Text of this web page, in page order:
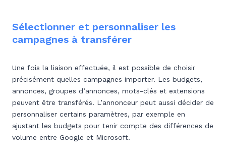
Sélectionner et personnaliser les
campagnes à transférer
Une fois la liaison effectuée, il est possible de choisir
précisément quelles campagnes importer. Les budgets,
annonces, groupes d’annonces, mots-clés et extensions
peuvent être transférés. L’annonceur peut aussi décider de
personnaliser certains paramètres, par exemple en
ajustant les budgets pour tenir compte des différences de
volume entre Google et Microsoft.